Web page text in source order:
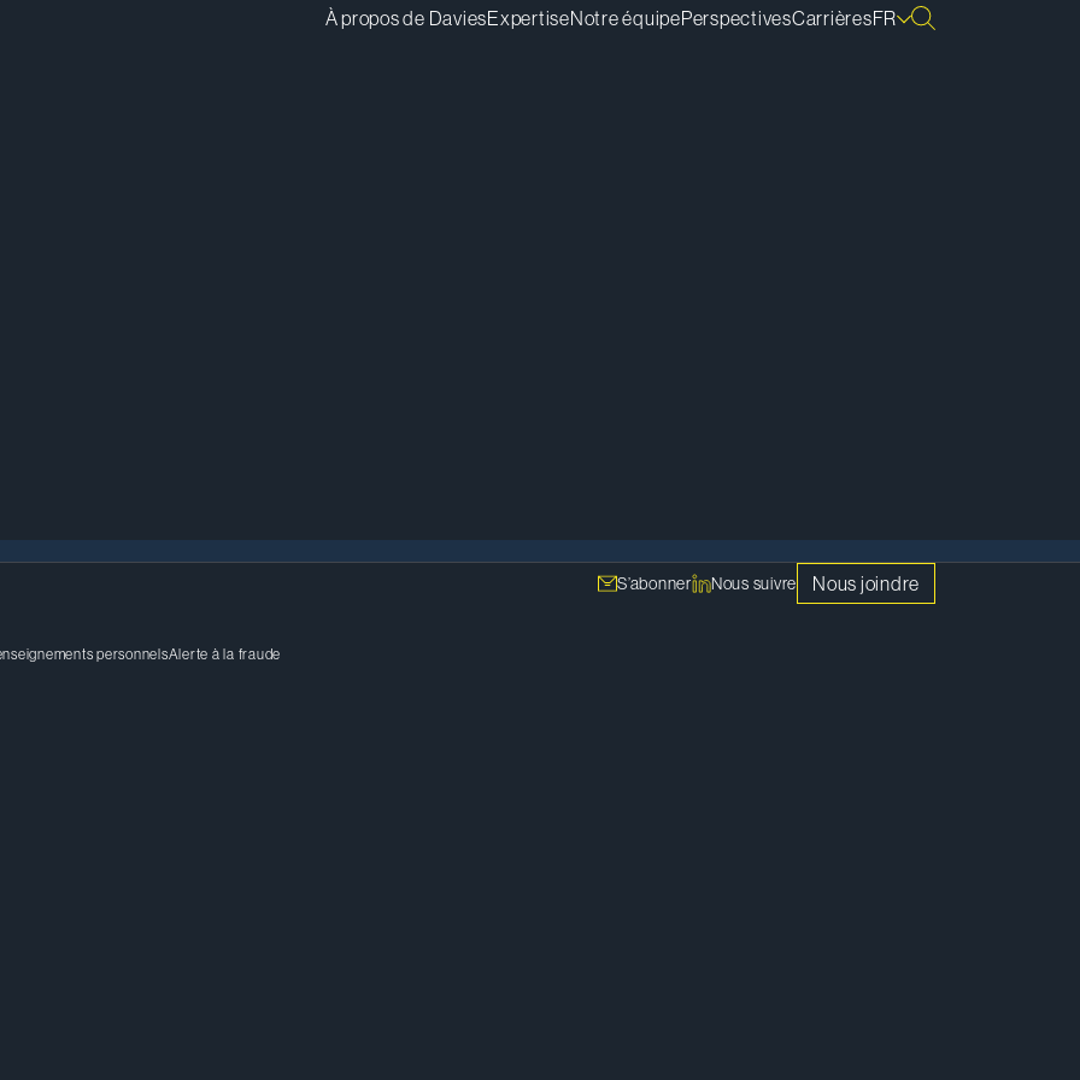
À propos de DaviesExpertiseNotre équipePerspectivesCarrièresFR
S’abonner Nous suivre Nous joindre
personnelsAlerte à la fraude